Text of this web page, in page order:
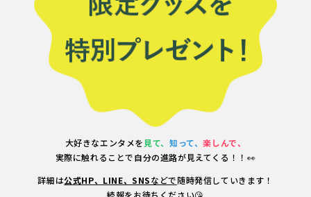
大好きなエンタメを 見て、 知って、楽しんで、
実際に触れることで自分の進路が見えてくる！！👀
詳細は公式HP、LINE、SNSなどで随時発信していきます！
続報をお待ちください😘